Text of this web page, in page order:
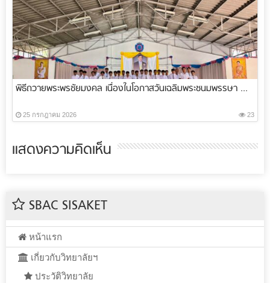
พิธีถวายพระพรชัยมงคล เนื่องในโอกาสวันเฉลิมพระชนมพรรษา ...
25 กรกฎาคม 2026 23
แสดงความคิดเห็น
SBAC SISAKET
หน้าแรก
เกี่ยวกับวิทยาลัยฯ
ประวัติวิทยาลัย